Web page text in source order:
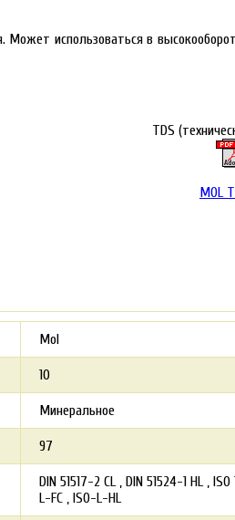
Может использоваться в
TDS
MOL
Mol
10
Минеральное
97
DIN 51517-2 CL DIN 51524-1 HL ISO
L-FC
ISO-L-HL